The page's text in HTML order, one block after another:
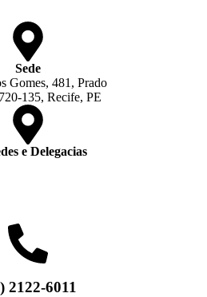
Sede
Gomes, 481, Prado
135, Recife, PE
e Delegacias
2122-6011